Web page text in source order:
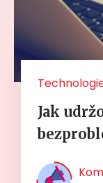
Jak